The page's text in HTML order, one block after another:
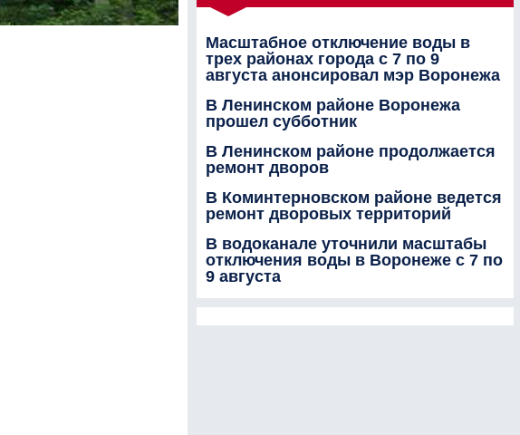
Масштабное отключение воды в
трех районах города с 7 по 9
августа анонсировал мэр Воронежа
В Ленинском районе Воронежа
прошел субботник
В Ленинском районе продолжается
ремонт дворов
В Коминтерновском районе ведется
ремонт дворовых территорий
В водоканале уточнили масштабы
отключения воды в Воронеже с 7 по
9 августа